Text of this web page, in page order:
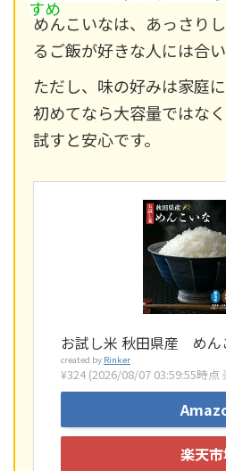
すめ
めんこいなは、あっさり
るご飯が好きな人には合
ただし、味の好みは家庭に
初めてなら大容量ではな
試すと安心です。
お試し米 秋田県産 めん
created by Rinker
¥324 (2026/08/07 03:59:55時点
楽天